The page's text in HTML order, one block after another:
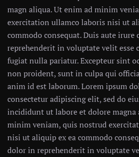
magn aliqua. Ut enim ad minim
exercitation ullamco laboris nisi ut
commodo consequat. Duis aute irure
reprehenderit in voluptate velit esse
fugiat nulla pariatur. Excepteur sint
non proident, sunt in culpa qui
anim id est laborum. Lorem ipsum
consectetur adipiscing elit, sed do
incididunt ut labore et dolore magna
minim veniam, quis nostrud
nisi ut aliquip ex ea commodo
dolor in reprehenderit in voluptate